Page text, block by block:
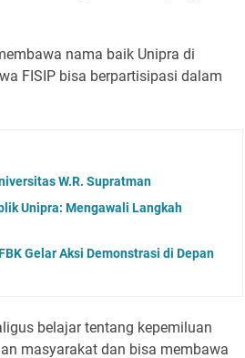
nama baik Unipra di
FISIP bisa berpartisipasi dalam
W.R. Supratman
Unipra: Mengawali Langkah
Gelar Aksi Demonstrasi di Depan
belajar tentang kepemiluan
masyarakat dan bisa membawa